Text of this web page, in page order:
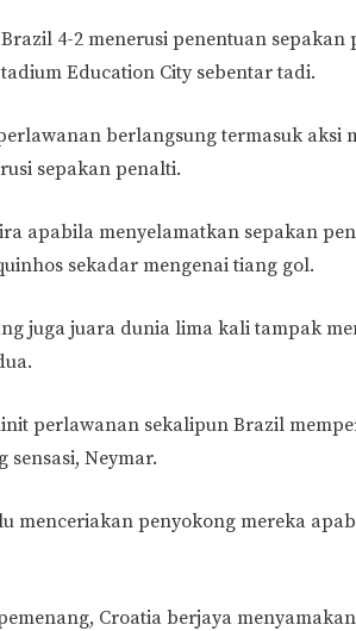
4-2 menerusi penentuan sepakan
Education City sebentar tadi.
berlangsung termasuk aksi
sepakan penalti.
apabila menyelamatkan sepakan
sekadar mengenai tiang gol.
juga juara dunia lima kali tampak
perlawanan sekalipun Brazil
Neymar.
menceriakan penyokong mereka
Croatia berjaya